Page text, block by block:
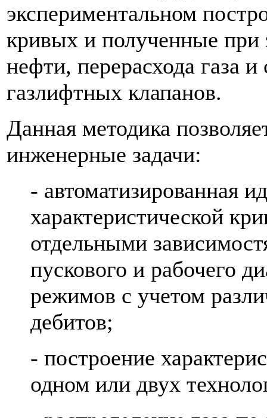
экспериментальном
кривых и полученные при
нефти, перерасхода газа
газлифтных клапанов.
Данная методика
инженерные задачи:
- автоматизированная
характеристической
отдельными
пускового и рабочего
режимов с учетом
дебитов;
- построение
одном или двух